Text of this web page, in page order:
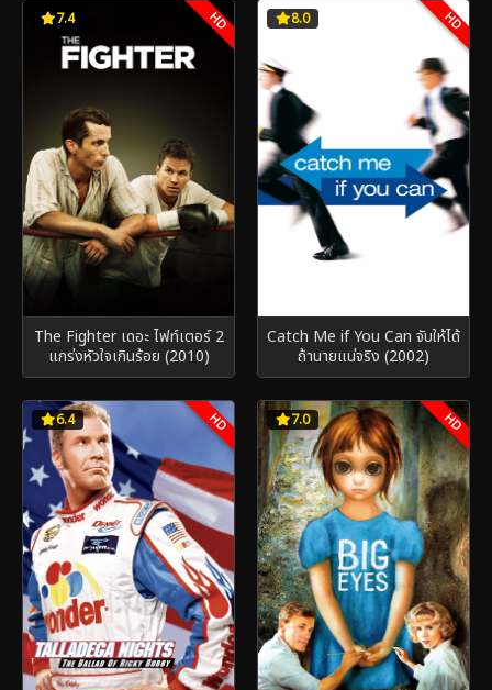
7.4 HD
The Fighter เดอะ ไฟท์เตอร์ 2
แกร่งหัวใจเกินร้อย (2010)
8.0 HD
Catch Me if You Can จับให้ได้
ถ้านายแน่จริง (2002)
6.4 HD 7.0 HD